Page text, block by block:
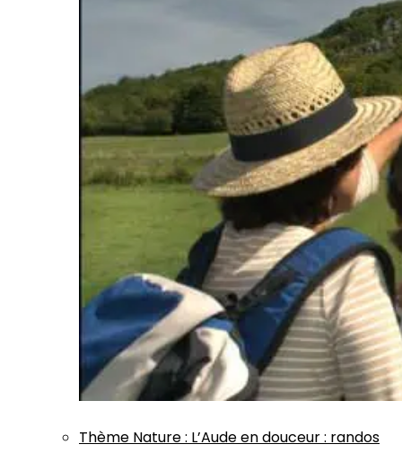
Thème Nature: L’Aude en douceur : randos